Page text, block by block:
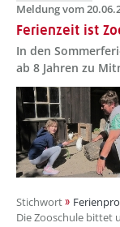
Meldung vom
Ferienzeit ist
In den
ab 8 Jahren zu
Stichwort
Die Zooschule bittet